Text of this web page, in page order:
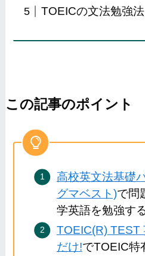
TOEICの文法勉強
この記事のポイント
高校英文法基礎
グマベスト)で問
学英語を勉強す
TOEIC(R) TEST
だけ!でTOEIC特